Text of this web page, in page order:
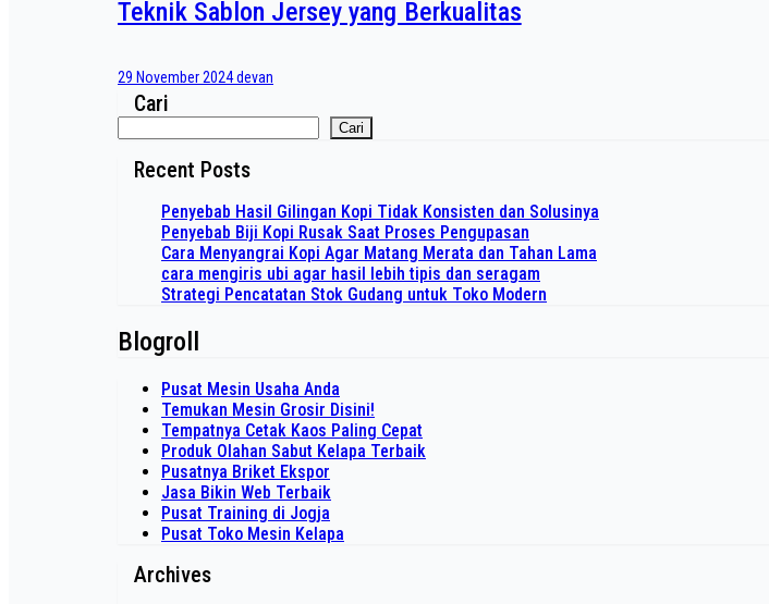
Teknik Sablon Jersey yang Berkualitas
29 November 2024devan
Cari
Cari
Recent Posts
Penyebab Hasil Gilingan Kopi Tidak Konsisten dan Solusinya
Penyebab Biji Kopi Rusak Saat Proses Pengupasan
Cara Menyangrai Kopi Agar Matang Merata dan Tahan Lama
cara mengiris ubi agar hasil lebih tipis dan seragam
Strategi Pencatatan Stok Gudang untuk Toko Modern
Blogroll
Pusat Mesin Usaha Anda
Temukan Mesin Grosir Disini!
Tempatnya Cetak Kaos Paling Cepat
Produk Olahan Sabut Kelapa Terbaik
Pusatnya Briket Ekspor
Jasa Bikin Web Terbaik
Pusat Training di Jogja
Pusat Toko Mesin Kelapa
Archives